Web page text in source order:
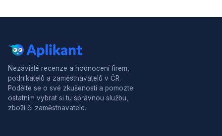
Nezávislé recenze a hodnocení firem,
podnikatelů a zaměstnavatelů v ČR.
Podělte se o své zkušenosti a pomozte
ostatním vybrat si tu správnou službu,
zboží či zaměstnavatele.